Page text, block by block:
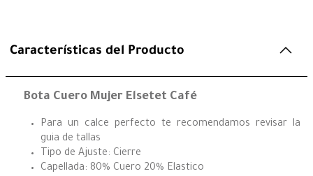
Características del Producto
Bota Cuero Mujer Elsetet Café
Para un calce perfecto te recomendamos revisar la
guia de tallas
Tipo de Ajuste: Cierre
Capellada: 80% Cuero 20% Elastico